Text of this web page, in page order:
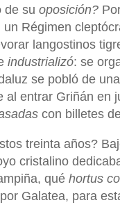
de su oposición?
Régimen
langostinos
industrializó: se
se pobló de
al entrar Griñán en
con billetes
treinta años?
cristalino
qué hortus
Galatea, para